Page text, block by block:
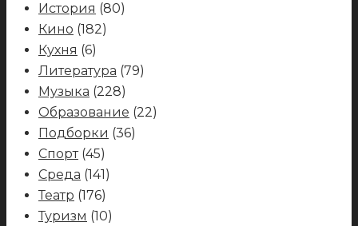
История (80)
Кино (182)
Кухня (6)
Литература (79)
Музыка (228)
Образование (22)
Подборки (36)
Спорт(45)
Среда (141)
Театр (176)
Туризм (10)